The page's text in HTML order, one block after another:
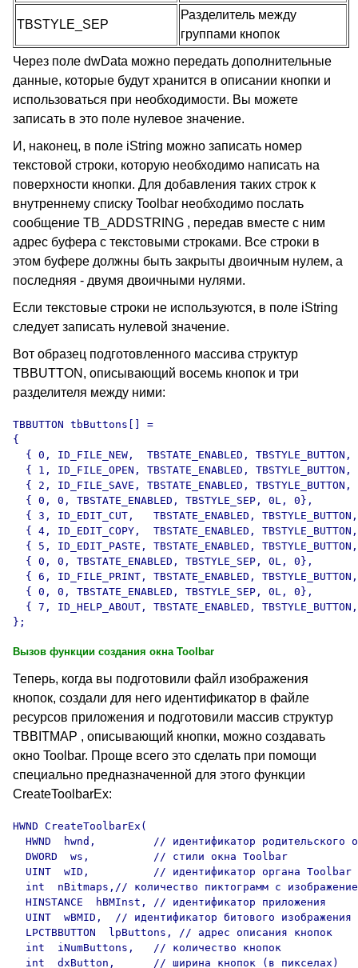
TBSTYLE_SEP
Разделитель между
группами кнопок
Через поле dwData можно передать дополнительные
данные, которые будут хранится в описании кнопки и
использоваться при необходимости. Вы можете
записать в это поле нулевое значение.
И, наконец, в поле iString можно записать номер
текстовой строки, которую необходимо написать на
поверхности кнопки. Для добавления таких строк к
внутреннему списку Toolbar необходимо послать
сообщение TB_ADDSTRING , передав вместе с ним
адрес буфера с текстовыми строками. Все строки в
этом буфере должны быть закрыты двоичным нулем, а
последняя - двумя двоичными нулями.
Если текстовые строки не используются, в поле iString
следует записать нулевой значение.
Вот образец подготовленного массива структур
TBBUTTON, описывающий восемь кнопок и три
разделителя между ними:
TBBUTTON tbButtons[] =
{
{ 0, ID_FILE_NEW,  TBSTATE_ENABLED, TBSTYLE_BUTTON,
{ 1, ID_FILE_OPEN, TBSTATE_ENABLED, TBSTYLE_BUTTON,
{ 2, ID_FILE_SAVE, TBSTATE_ENABLED, TBSTYLE_BUTTON,
  { 0, 0, TBSTATE_ENABLED, TBSTYLE_SEP, 0L, 0},
{ 3, ID_EDIT_CUT,   TBSTATE_ENABLED,
{ 4, ID_EDIT_COPY,  TBSTATE_ENABLED,
{ 5, ID_EDIT_PASTE, TBSTATE_ENABLED,
  { 0, 0, TBSTATE_ENABLED, TBSTYLE_SEP, 0L, 0},
{ 6, ID_FILE_PRINT, TBSTATE_ENABLED,
  { 0, 0, TBSTATE_ENABLED, TBSTYLE_SEP, 0L, 0},
{ 7, ID_HELP_ABOUT, TBSTATE_ENABLED,
Вызов функции создания окна Toolbar
Теперь, когда вы подготовили файл изображения
кнопок, создали для него идентификатор в файле
ресурсов приложения и подготовили массив структур
TBBITMAP , описывающий кнопки, можно создавать
окно Toolbar. Проще всего это сделать при помощи
специально предназначенной для этого функции
CreateToolbarEx:
HWND CreateToolbarEx(
HWND  hwnd,         // идентификатор родительского
  DWORD  ws,          // стили окна Toolbar
  UINT  wID,          // идентификатор органа Toolbar
int  nBitmaps,// количество пиктограмм с
  HINSTANCE  hBMInst, // идентификатор приложения
UINT  wBMID,  // идентификатор битового изображения
  LPCTBBUTTON  lpButtons, // адрес описания кнопок
  int  iNumButtons,   // количество кнопок
  int  dxButton,      // ширина кнопок (в пикселах)